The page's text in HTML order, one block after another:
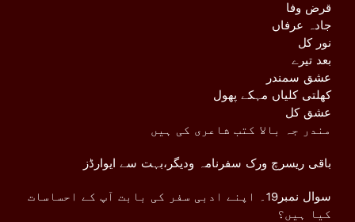
قرض وفا
جادہ عرفاں
نور کل
بعد تیرے
عشق سمندر
کھلتی کلیاں مہکے پھول
عشق کل
مندر جہ بالا کتب شاعری کی ہیں
باقی ریسرچ ورک سفرنامہ ودیگر،بہت سے ایوارڈز
سوال نمبر19۔ اپنے ادبی سفر کی بابت آپ کے احساسات
کیا ہیں؟